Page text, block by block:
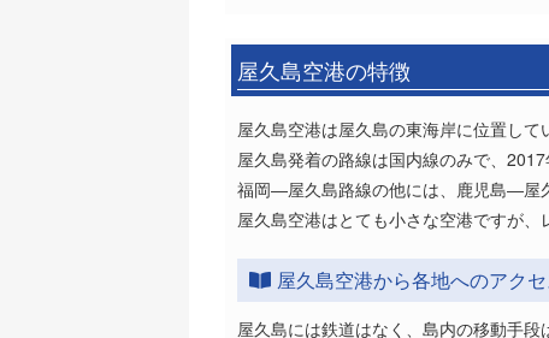
屋久島空港の特徴
屋久島空港は屋久島の東海岸に位置して
屋久島発着の路線は国内線のみで、
福岡―屋久島路線の他には、鹿児島―屋
屋久島空港はとても小さな空港ですが
屋久島空港から各地へのアク
屋久島には鉄道はなく、島内の移動手段